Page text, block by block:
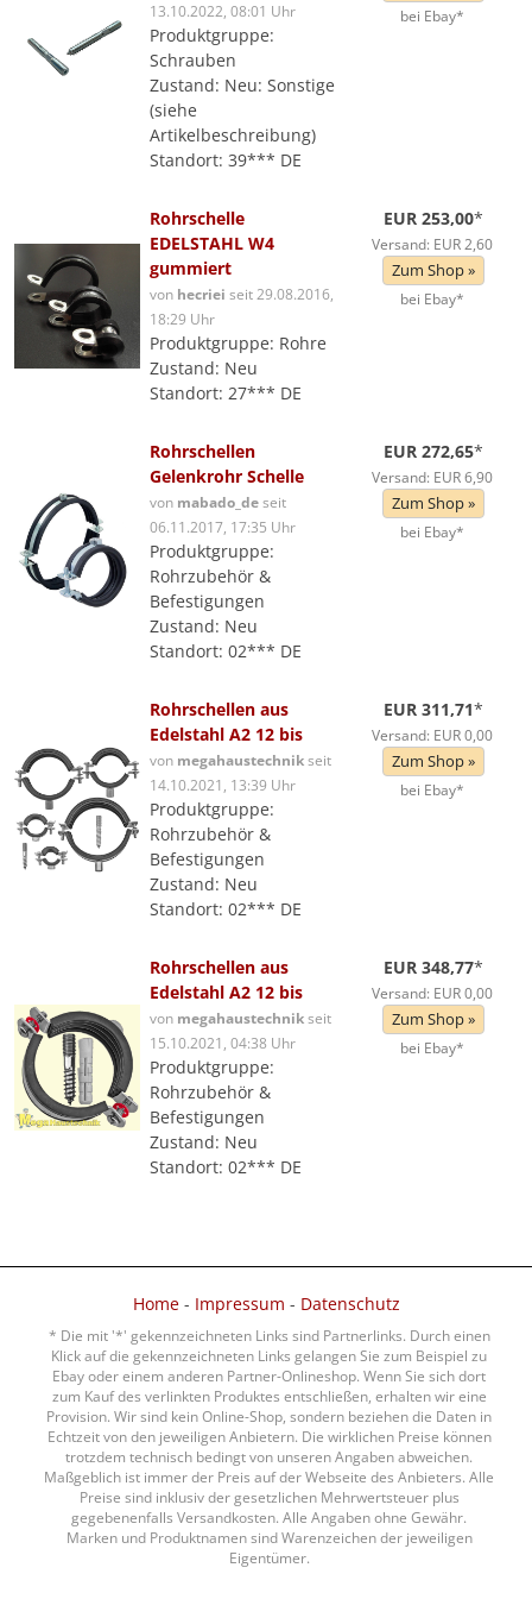
13.10.2022, 08:01 Uhr
Produktgruppe:
Schrauben
Zustand: Neu: Sonstige
(siehe
Artikelbeschreibung)
Standort: 39*** DE
bei Ebay*
Rohrschelle
EDELSTAHL W4
gummiert
von hecriei seit 29.08.2016,
18:29 Uhr
Produktgruppe: Rohre
Zustand: Neu
Standort: 27*** DE
EUR 253,00*
Versand: EUR 2,60
Zum Shop »
bei Ebay*
Rohrschellen
Gelenkrohr Schelle
von mabado_deseit
06.11.2017, 17:35 Uhr
Produktgruppe:
Rohrzubehör &
Befestigungen
Zustand: Neu
Standort: 02*** DE
EUR 272,65*
Versand: EUR 6,90
Zum Shop »
bei Ebay*
Rohrschellen aus
Edelstahl A2 12 bis
von megahaustechnikseit
14.10.2021, 13:39 Uhr
Produktgruppe:
Rohrzubehör &
Befestigungen
Zustand: Neu
Standort: 02*** DE
EUR 311,71*
Versand: EUR 0,00
Zum Shop »
bei Ebay*
Rohrschellen aus
Edelstahl A2 12 bis
von megahaustechnikseit
15.10.2021, 04:38 Uhr
Produktgruppe:
Rohrzubehör &
Befestigungen
Zustand: Neu
Standort: 02*** DE
EUR 348,77*
Versand: EUR 0,00
Zum Shop »
bei Ebay*
Home- Impressum - Datenschutz
* Die mit '*' gekennzeichneten Links sind Partnerlinks. Durch einen
Klick auf die gekennzeichneten Links gelangen Sie zum Beispiel zu
Ebay oder einem anderen Partner-Onlineshop. Wenn Sie sich dort
zum Kauf des verlinkten Produktes entschließen, erhalten wir eine
Provision. Wir sind kein Online-Shop, sondern beziehen die Daten in
Echtzeit von den jeweiligen Anbietern. Die wirklichen Preise können
trotzdem technisch bedingt von unseren Angaben abweichen.
Maßgeblich ist immer der Preis auf der Webseite des Anbieters. Alle
Preise sind inklusiv der gesetzlichen Mehrwertsteuer plus
gegebenenfalls Versandkosten. Alle Angaben ohne Gewähr.
Marken und Produktnamen sind Warenzeichen der jeweiligen
Eigentümer.